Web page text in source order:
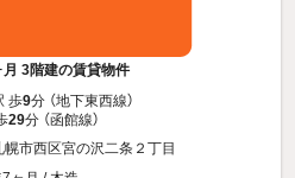
3階建の賃貸物件
歩9分 （地下東西線）
29分 （函館線）
幌市西区宮の沢二条２丁目